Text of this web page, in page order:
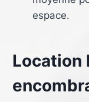
espace.
Location